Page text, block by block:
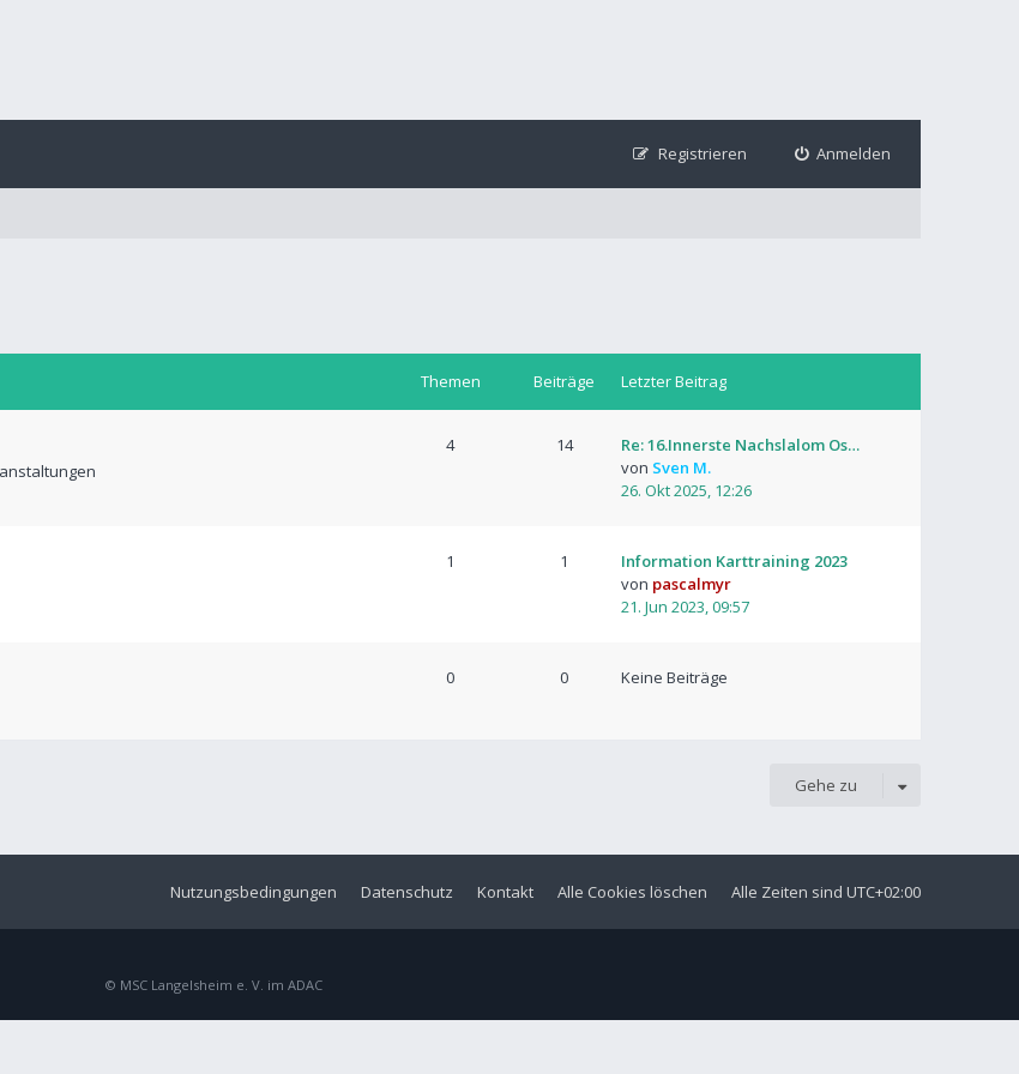
Anmelden
Registrieren
Themen Beiträge Letzter Beitrag
4 14
Re: 16.Innerste Nachslalom Os…
von Sven M.
26. Okt 2025, 12:26
1 1
Information Karttraining 2023
von pascalmyr
21. Jun 2023, 09:57
0 0 Keine Beiträge
Gehe zu
Alle Zeiten sind UTC+02:00
Alle Cookies löschen
Kontakt
Datenschutz
Nutzungsbedingungen
© MSC Langelsheim e. V. im ADAC